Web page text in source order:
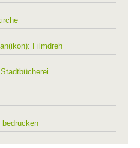
Filmdreh
bedrucken